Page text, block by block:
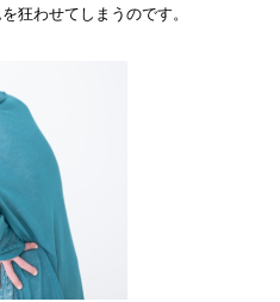
狂わせてしまうのです。